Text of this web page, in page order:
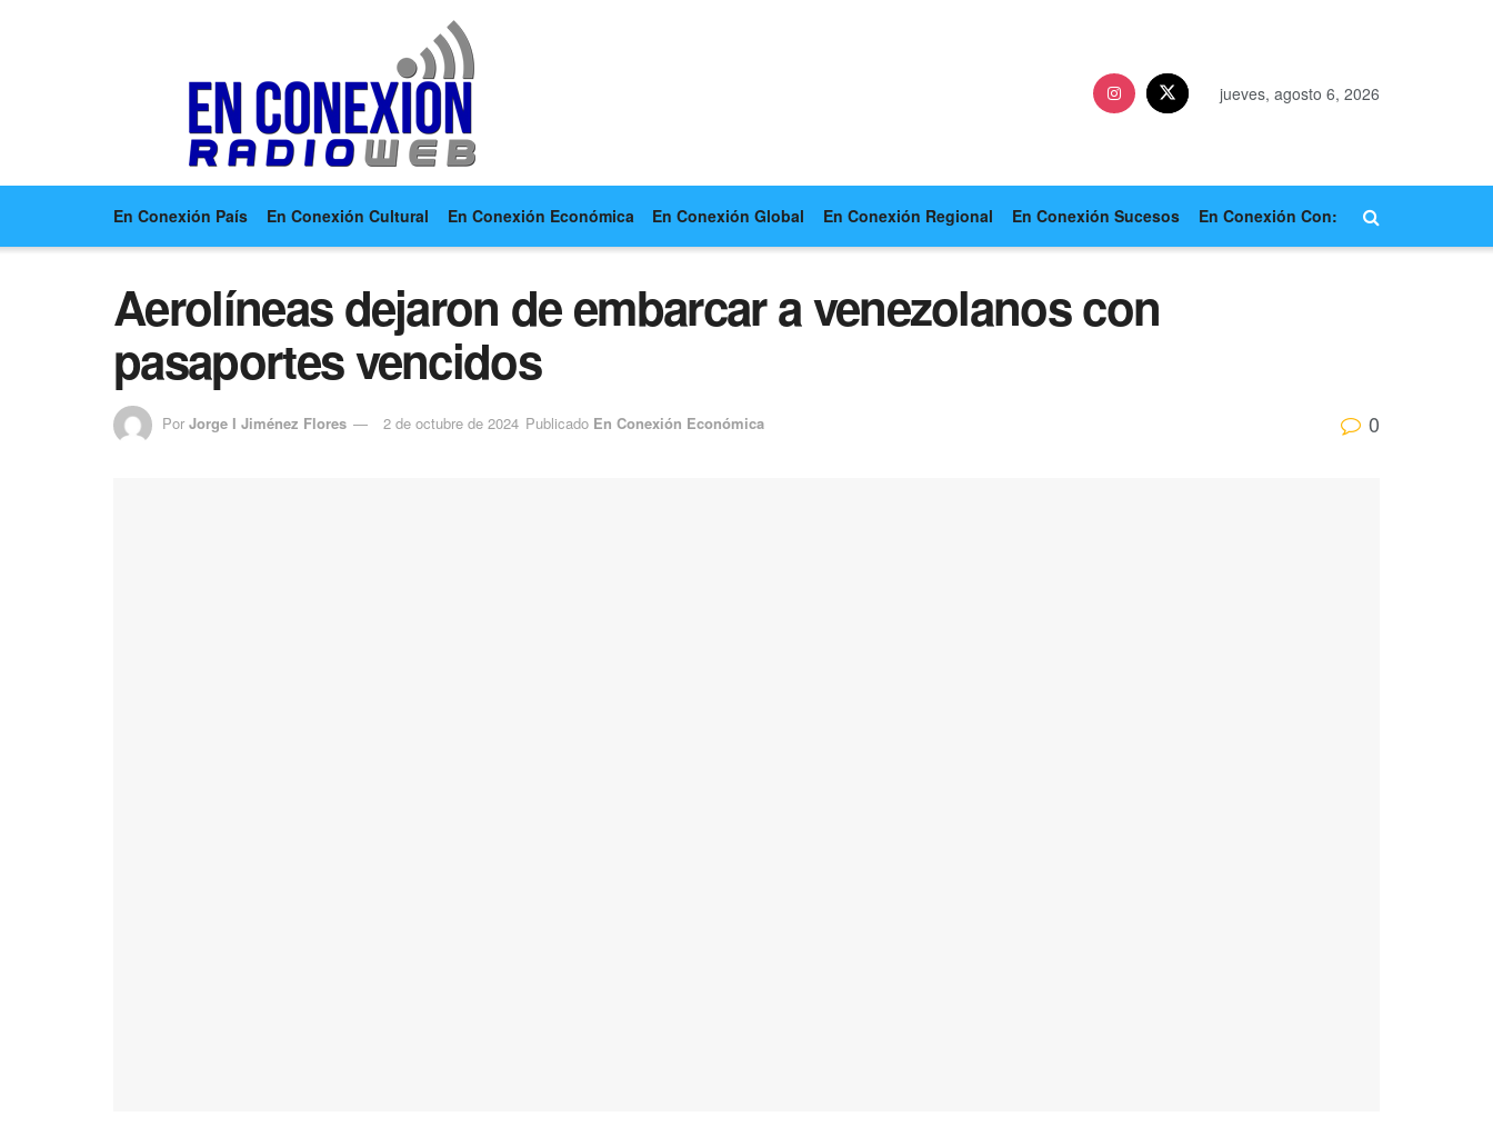
jueves, agosto 6, 2026
En Conexión País En Conexión Cultural En Conexión Económica En Conexión Global En Conexión Regional En Conexión Sucesos En Conexión Con:
Aerolíneas dejaron de embarcar a venezolanos con
pasaportes vencidos
Por Jorge I Jiménez Flores 2 de octubre de 2024 Publicado En Conexión Económica 0